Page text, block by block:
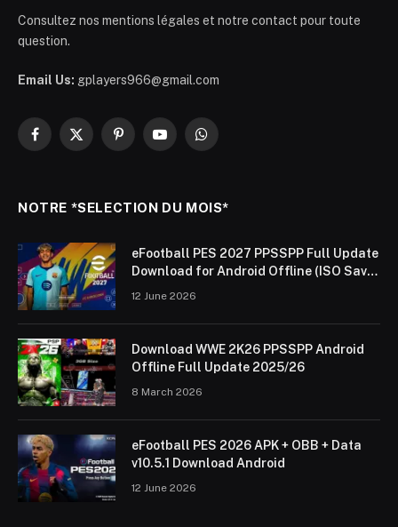
Consultez nos mentions légales et notre contact pour toute
question.
Email Us: gplayers966@gmail.com
Facebook
X
PinterestYouTubeWhatsApp
NOTRE *SELECTION DU MOIS*
eFootball PES 2027 PPSSPP Full Update
Download for Android Offline (ISO Save
12 June 2026
Download WWE 2K26 PPSSPP Android
Offline Full Update 2025/26
8 March 2026
eFootball PES 2026 APK + OBB + Data
v10.5.1 Download Android
12 June 2026